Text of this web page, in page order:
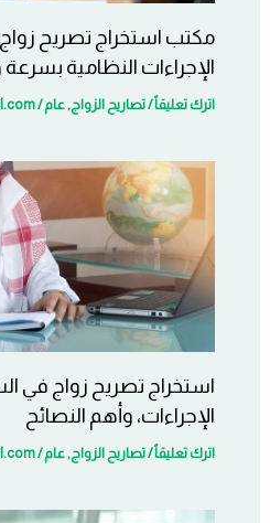
مكتب استخراج تصريح
الإجراءات النظامية
اترك تعليقاً/تصاريح الزواج , عام/ By
استخراج تصريح زواج في
الإجراءات، وأهم النصائح
اترك تعليقاً/تصاريح الزواج , عام/ By